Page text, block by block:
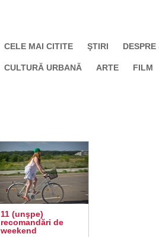
CELE MAI CITITE ŞTIRI DESPRE
CULTURĂ URBANĂ ARTE FILM
11 (unşpe)
recomandări de
weekend